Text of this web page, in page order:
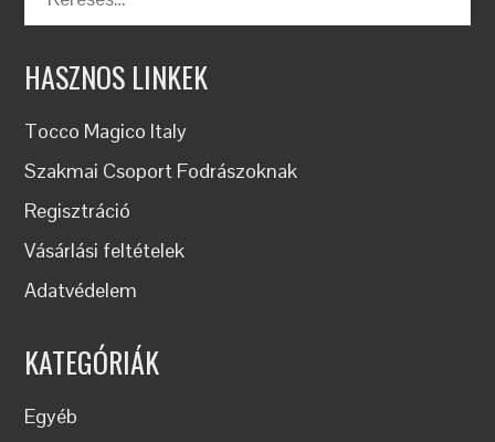
HASZNOS LINKEK
Tocco Magico Italy
Szakmai Csoport Fodrászoknak
Regisztráció
Vásárlási feltételek
Adatvédelem
KATEGÓRIÁK
Egyéb